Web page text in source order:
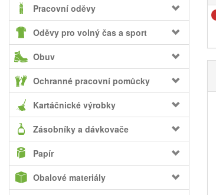
Pracovní oděvy
Oděvy pro volný čas a sport
Obuv
Ochranné pracovní pomůcky
Kartáčnické výrobky
Zásobníky a dávkovače
Papír
Obalové materiály